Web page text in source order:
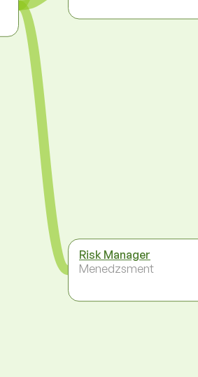
Risk Manager
Menedzsment